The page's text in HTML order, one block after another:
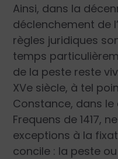
Ainsi, dans la
déclenchement de
règles juridiques
temps
de la peste reste
XVe siècle, à tel
Constance, dans
Frequens de 1417,
exceptions à la
concile : la peste